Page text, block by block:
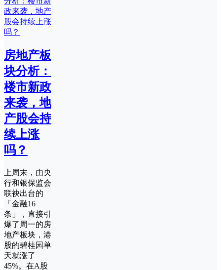
房地产板
块分析：
楼市新政
来袭，地
产股会持
续上涨
吗？
上周末，由央
行和银保监会
联袂出台的
「金融16
条」，直接引
爆了周一的房
地产板块，港
股的碧桂园单
天就涨了
45%。在A股